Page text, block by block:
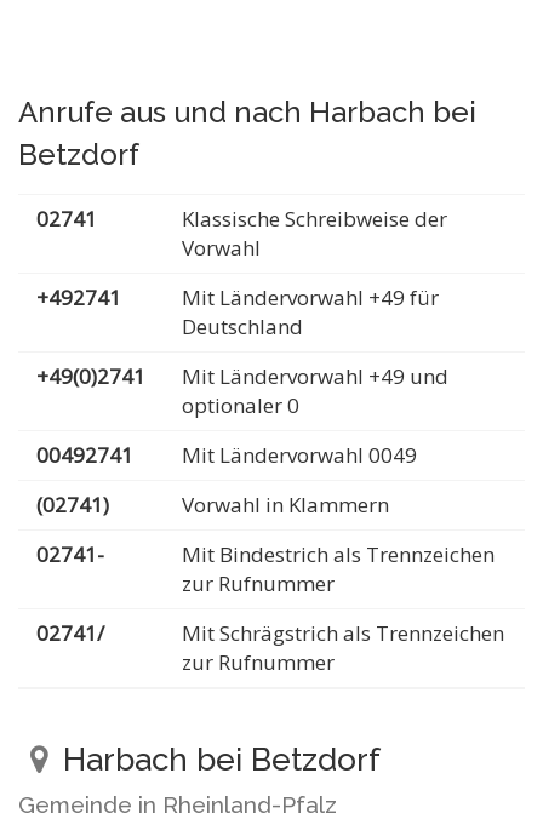
Anrufe aus und nach Harbach bei
Betzdorf
02741
Klassische Schreibweise der
Vorwahl
+492741
Mit Ländervorwahl +49 für
Deutschland
+49(0)2741
Mit Ländervorwahl +49 und
optionaler 0
00492741
Mit Ländervorwahl 0049
(02741)
Vorwahl in Klammern
02741-
Mit Bindestrich als Trennzeichen
zur Rufnummer
02741/
Mit Schrägstrich als Trennzeichen
zur Rufnummer
Harbach bei Betzdorf
Gemeinde in Rheinland-Pfalz